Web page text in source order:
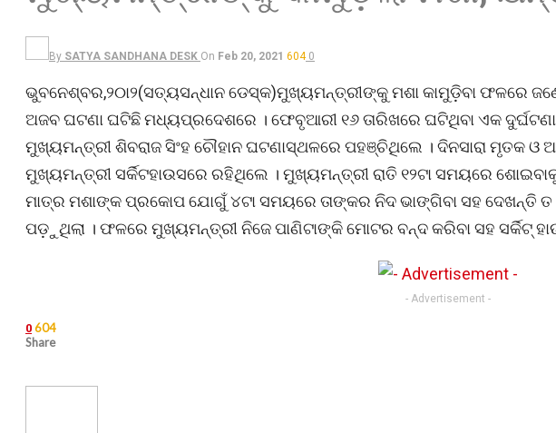
By SATYA SANDHANA DESK On Feb 20, 2021 6040
ଭୁବନେଶ୍ବର,୨୦ା୨(ସତ୍ୟସନ୍ଧାନ ଡେସ୍କ)ମୁଖ୍ୟମନ୍ତ୍ରୀଙ୍କୁ ମଶା କାମୁଡ଼ିବା ଫଳରେ
ଅଜବ ଘଟଣା ଘଟିଛି ମଧ୍ୟପ୍ରଦେଶରେ । ଫେବୃଆରୀ ୧୬ ତାରିଖରେ ଘଟିଥିବା ଏକ
ମୁଖ୍ୟମନ୍ତ୍ରୀ ଶିବରାଜ ସିଂହ ଚୌହାନ ଘଟଣାସ୍ଥଳରେ ପହଞ୍ଚିଥିଲେ । ଦିନସାରା ମୃତକ ଓ
ମୁଖ୍ୟମନ୍ତ୍ରୀ ସର୍କିଟହାଉସରେ ରହିଥିଲେ । ମୁଖ୍ୟମନ୍ତ୍ରୀ ରାତି ୧୨ଟା ସମୟରେ
ମାତ୍ର ମଶାଙ୍କ ପ୍ରକୋପ ଯୋଗୁଁ ୪ଟା ସମୟରେ ତାଙ୍କର ନିଦ ଭାଙ୍ଗିବା ସହ ଦେଖନ୍ତି ତ
ପଡ଼ୁଥିଲା । ଫଳରେ ମୁଖ୍ୟମନ୍ତ୍ରୀ ନିଜେ ପାଣିଟାଙ୍କି ମୋଟର ବନ୍ଦ କରିବା ସହ ସର୍କିଟ୍
- Advertisement -
0 604
Share